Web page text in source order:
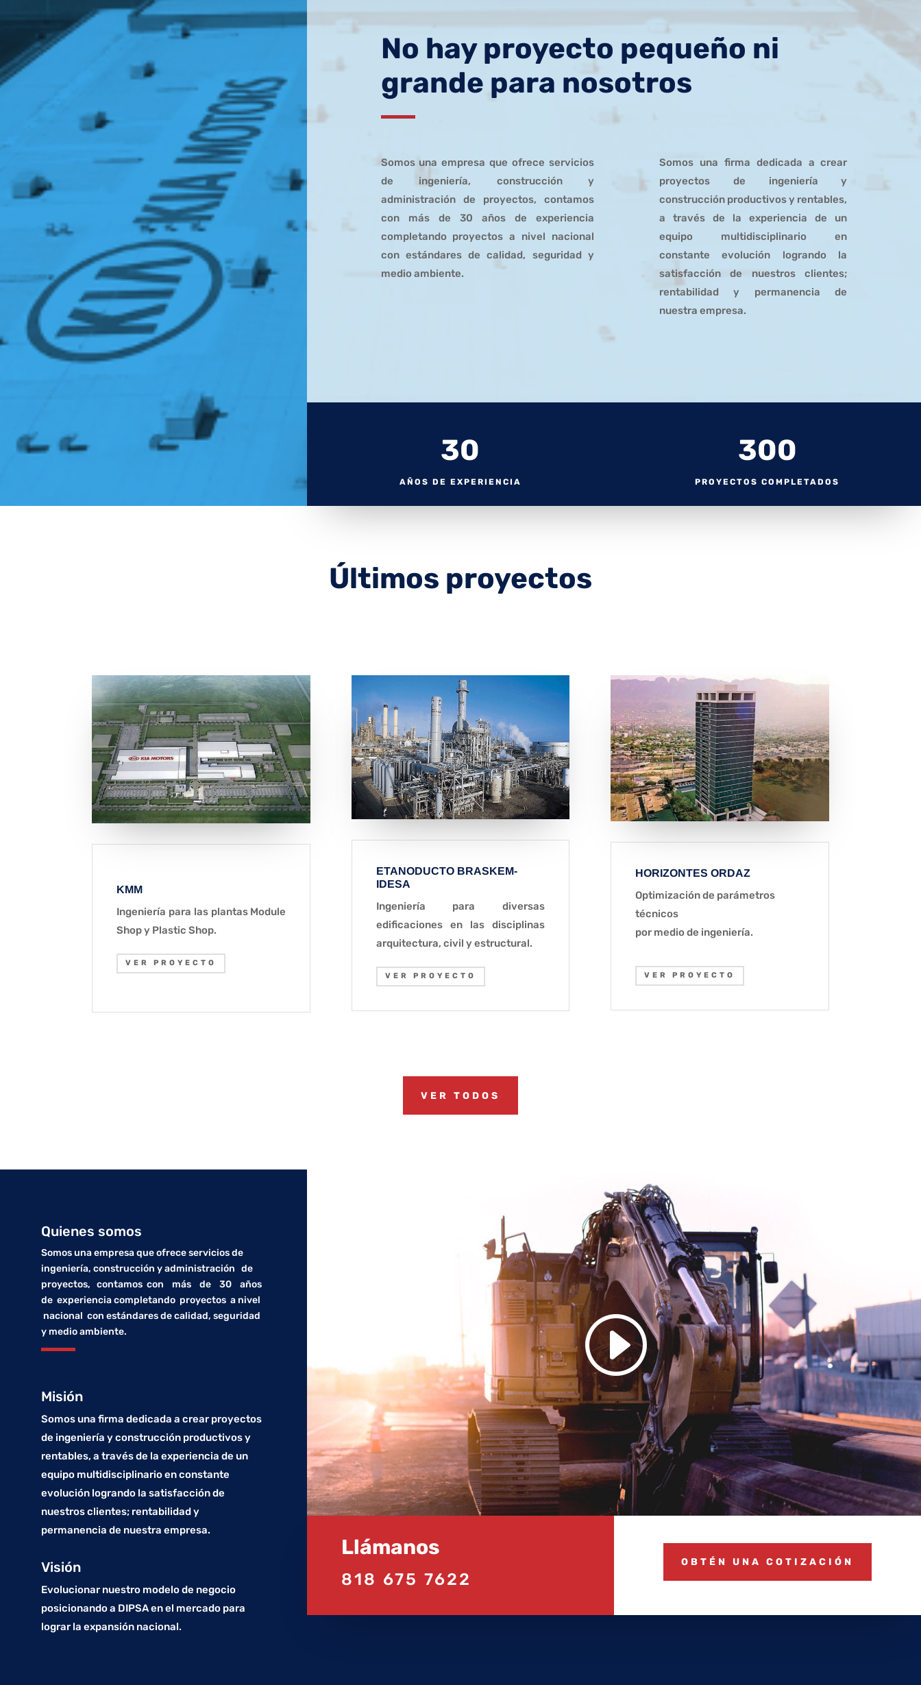
No hay proyecto pequeño ni
grande para nosotros
Somos una empresa que ofrece servicios
de ingeniería, construcción y
administración de proyectos, contamos
con más de 30 años de experiencia
completando proyectos a nivel nacional
con estándares de calidad, seguridad y
medio ambiente.
Somos una firma dedicada a crear
proyectos de ingeniería y
construcción productivos y rentables,
a través de la experiencia de un
equipo multidisciplinario en
constante evolución logrando la
satisfacción de nuestros clientes;
rentabilidad y permanencia de
nuestra empresa.
30
AÑOS DE EXPERIENCIA
300
PROYECTOS COMPLETADOS
Últimos proyectos
KMM
Ingeniería para las plantas Module
Shop y Plastic Shop.
VER PROYECTO
ETANODUCTO BRASKEM-
IDESA
Ingeniería para diversas
edificaciones en las disciplinas
arquitectura, civil y estructural.
VER PROYECTO
HORIZONTES ORDAZ
Optimización de parámetros
técnicos
por medio de ingeniería.
VER PROYECTO
VER TODOS
Quienes somos
Somos una empresa que ofrece servicios de
ingeniería, construcción y administración de
proyectos, contamos con más de 30 años
de experiencia completando proyectos a nivel
nacional con estándares de calidad, seguridad
y medio ambiente.
Misión
Somos una firma dedicada a crear proyectos
de ingeniería y construcción productivos y
rentables, a través de la experiencia de un
equipo multidisciplinario en constante
evolución logrando la satisfacción de
nuestros clientes; rentabilidad y
permanencia de nuestra empresa.
Visión
Evolucionar nuestro modelo de negocio
posicionando a DIPSA en el mercado para
lograr la expansión nacional.
Llámanos
818 675 7622
OBTÉN UNA COTIZACIÓN